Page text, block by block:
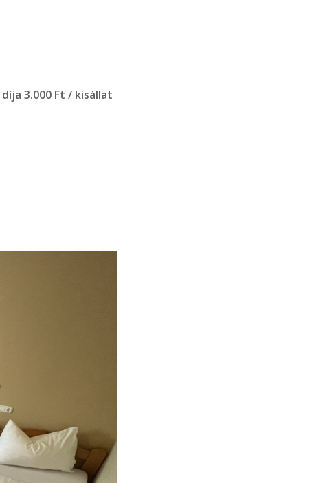
díja 3.000 Ft / kisállat